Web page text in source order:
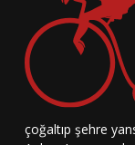
çoğaltıp şehre